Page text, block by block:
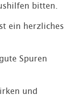
bitten.
ein herzliches
Spuren
und